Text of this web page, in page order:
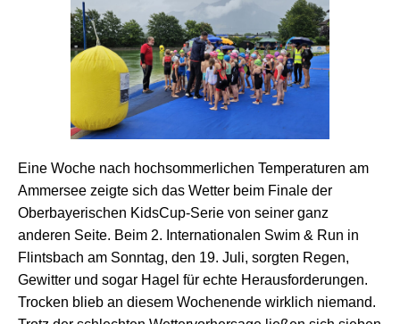
Eine Woche nach hochsommerlichen Temperaturen am
Ammersee zeigte sich das Wetter beim Finale der
Oberbayerischen KidsCup-Serie von seiner ganz
anderen Seite. Beim 2. Internationalen Swim & Run in
Flintsbach am Sonntag, den 19. Juli, sorgten Regen,
Gewitter und sogar Hagel für echte Herausforderungen.
Trocken blieb an diesem Wochenende wirklich niemand.